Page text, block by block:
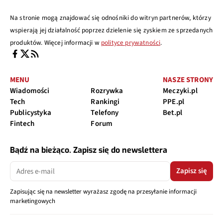
Na stronie mogą znajdować się odnośniki do witryn partnerów, którzy
wspierają jej działalność poprzez dzielenie się zyskiem ze sprzedanych
produktów. Więcej informacji w polityce prywatności.
MENU
Wiadomości
Tech
Publicystyka
Fintech
Rozrywka
Rankingi
Telefony
Forum
NASZE STRONY
Meczyki.pl
PPE.pl
Bet.pl
Bądź na bieżąco. Zapisz się do newslettera
Zapisz się
Zapisując się na newsletter wyrażasz zgodę na przesyłanie informacji
marketingowych